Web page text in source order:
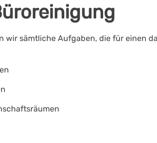
wir sämtliche Aufgaben, die für einen